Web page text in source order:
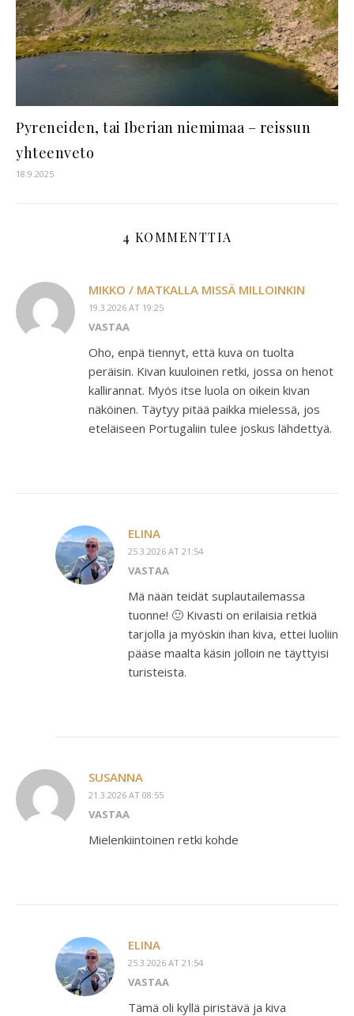
Pyreneiden, tai Iberian niemimaa – reissun
yhteenveto
18.9.2025
4 KOMMENTTIA
MIKKO / MATKALLA MISSÄ MILLOINKIN
19.3.2026 AT 19:25
VASTAA
Oho, enpä tiennyt, että kuva on tuolta
peräisin. Kivan kuuloinen retki, jossa on henot
kallirannat. Myös itse luola on oikein kivan
näköinen. Täytyy pitää paikka mielessä, jos
eteläiseen Portugaliin tulee joskus lähdettyä.
ELINA
25.3.2026 AT 21:54
VASTAA
Mä nään teidät suplautailemassa
tuonne! 🙂 Kivasti on erilaisia retkiä
tarjolla ja myöskin ihan kiva, ettei luoliin
pääse maalta käsin jolloin ne täyttyisi
turisteista.
SUSANNA
21.3.2026 AT 08:55
VASTAA
Mielenkiintoinen retki kohde
ELINA
25.3.2026 AT 21:54
VASTAA
Tämä oli kyllä piristävä ja kiva